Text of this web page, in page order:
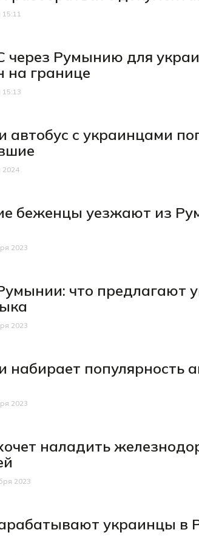
через Румынию для
на границе
автобус с украинцами
2024
беженцы уезжают из
2023
что предлагают
2023
набирает популярность
2023
наладить
2023
украинцы в